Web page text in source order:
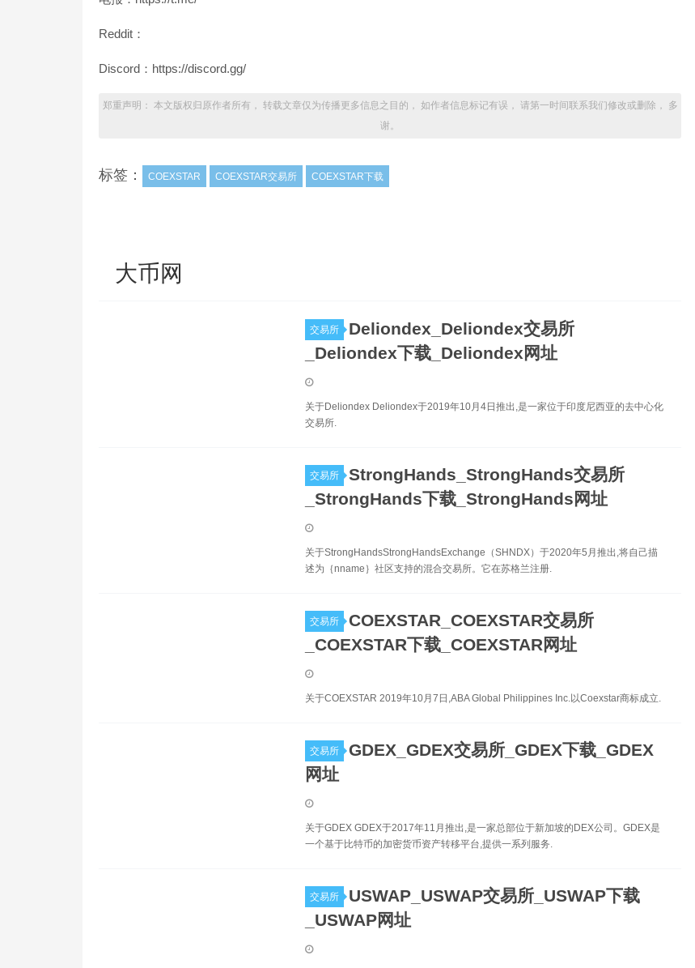
Reddit：
Discord：https://discord.gg/
郑重声明： 本文版权归原作者所有， 转载文章仅为传播更多信息之目的， 如作者信息标记有误， 请第一时间联系我们修改或删除， 多
谢。
标签： COEXSTAR COEXSTAR交易所 COEXSTAR下载
大币网
交易所
Deliondex_Deliondex交易所
_Deliondex下载_Deliondex网址
关于Deliondex Deliondex于2019年10月4日推出,是一家位于印度尼西亚的去中心化
交易所.
交易所
StrongHands_StrongHands交易所
_StrongHands下载_StrongHands网址
关于StrongHandsStrongHandsExchange（SHNDX）于2020年5月推出,将自己描
述为｛nname｝社区支持的混合交易所。它在苏格兰注册.
交易所
COEXSTAR_COEXSTAR交易所
_COEXSTAR下载_COEXSTAR网址
关于COEXSTAR 2019年10月7日,ABA Global Philippines Inc.以Coexstar商标成立.
交易所
GDEX_GDEX交易所_GDEX下载_GDEX
网址
关于GDEX GDEX于2017年11月推出,是一家总部位于新加坡的DEX公司。GDEX是
一个基于比特币的加密货币资产转移平台,提供一系列服务.
交易所
USWAP_USWAP交易所_USWAP下载
_USWAP网址